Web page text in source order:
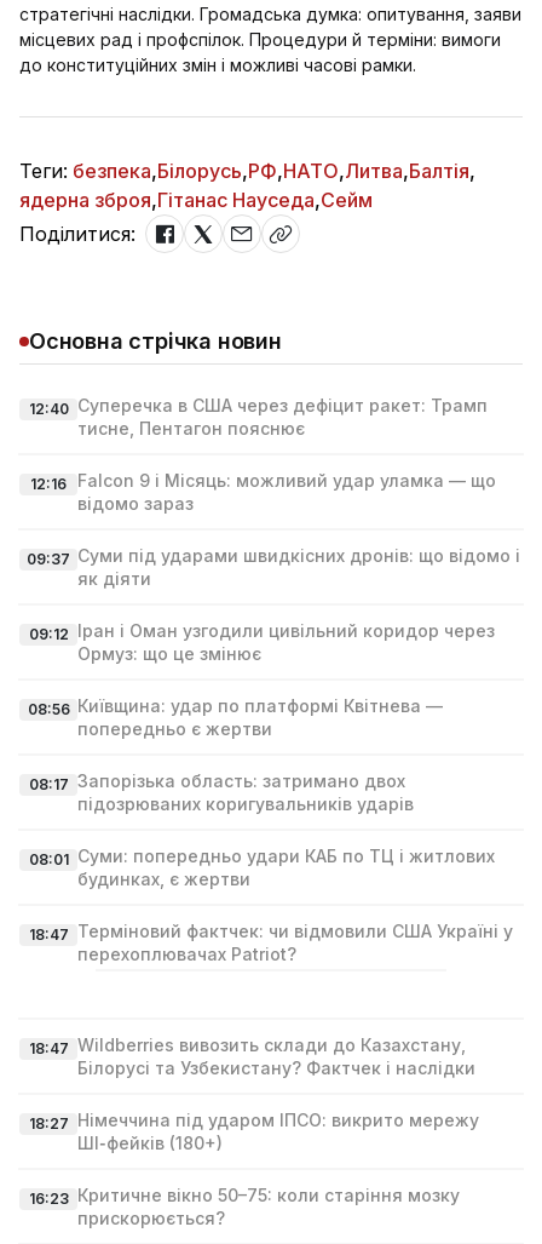
стратегічні наслідки. Громадська думка: опитування, заяви
місцевих рад і профспілок. Процедури й терміни: вимоги
до конституційних змін і можливі часові рамки.
Теги: безпека,Білорусь,РФ,НАТО,Литва,Балтія,
ядерна зброя,Гітанас Науседа,Сейм
Поділитися:
Основна стрічка новин
12:40 Суперечка в США через дефіцит ракет: Трамп
тисне, Пентагон пояснює
12:16
Falcon 9 і Місяць: можливий удар уламка — що
відомо зараз
09:37 Суми під ударами швидкісних дронів: що відомо і
як діяти
09:12 Іран і Оман узгодили цивільний коридор через
Ормуз: що це змінює
08:56 Київщина: удар по платформі Квітнева —
попередньо є жертви
08:17 Запорізька область: затримано двох
підозрюваних коригувальників ударів
08:01 Суми: попередньо удари КАБ по ТЦ і житлових
будинках, є жертви
18:47 Терміновий фактчек: чи відмовили США Україні у
перехоплювачах Patriot?
18:47 Wildberries вивозить склади до Казахстану,
Білорусі та Узбекистану? Фактчек і наслідки
18:27 Німеччина під ударом ІПСО: викрито мережу
ШІ‑фейків (180+)
16:23 Критичне вікно 50–75: коли старіння мозку
прискорюється?